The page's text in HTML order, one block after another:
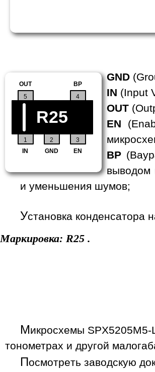
1 2 3
4
IN GND EN
BP
5
OUT
R25
GND
IN (Input
OUT
EN
BP
выводом
и уменьшения шумов;
Установка конденсатора
Маркировка: R25 .
Микросхемы SPX5205M5-
тонометрах и другой
Посмотреть заводскую